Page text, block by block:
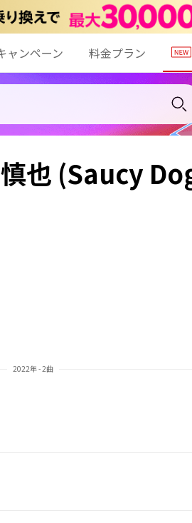
ャンペーン 料金プラン
也 (Saucy
2022年 - 2曲